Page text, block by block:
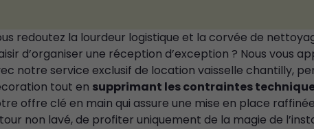
redoutez la lourdeur logistique et la corvée de
d’organiser une réception d’exception ? Nous vous
notre service exclusif de location vaisselle chantilly,
tout en supprimant les contraintes
offre clé en main qui assure une mise en place
non lavé, de profiter uniquement de la magie de